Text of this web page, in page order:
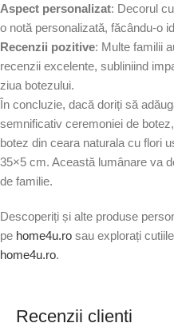
Aspect personalizat: Decorul
o notă personalizată, făcându-o
Recenzii pozitive: Multe familii
recenzii excelente, subliniind
ziua botezului.
În concluzie, dacă doriți să
semnificativ ceremoniei de
botez din ceara naturala cu flori
35×5 cm. Această lumânare va
de familie.
Descoperiți și alte produse
pe home4u.ro sau explorați
home4u.ro.
Recenzii clienti